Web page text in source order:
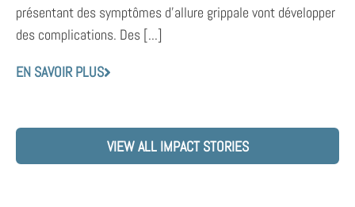
présentant des symptômes d’allure grippale vont développer
des complications. Des [...]
EN SAVOIR PLUS
VIEW ALL IMPACT STORIES